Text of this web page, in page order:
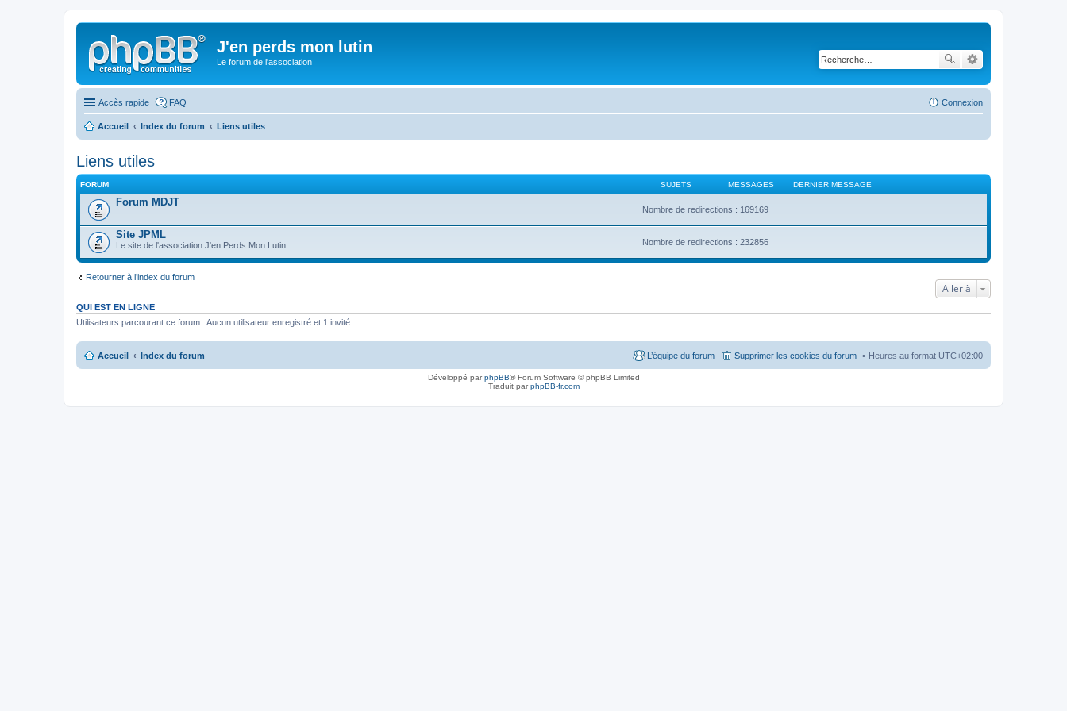
J'en perds mon lutin
Le forum de l'association
Accès rapide FAQ Connexion
Accueil Index du forum Liens utiles
Liens utiles
FORUM SUJETS MESSAGES DERNIER MESSAGE
Forum MDJT
Nombre de redirections : 169169
Site JPML
Le site de l'association J'en Perds Mon Lutin Nombre de redirections : 232856
Retourner à l’index du forum
Aller à
QUI EST EN LIGNE
Utilisateurs parcourant ce forum : Aucun utilisateur enregistré et 1 invité
Accueil Index du forum Heures au format UTC+02:00
Supprimer les cookies du forum
L’équipe du forum
Développé parphpBB® Forum Software © phpBB Limited
Traduit parphpBB-fr.com